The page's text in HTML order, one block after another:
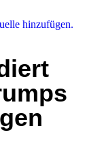
hinzufügen.